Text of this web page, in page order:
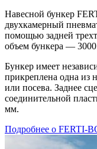
Навесной бункер
двухкамерный
помощью задней
объем бункера —
Бункер имеет
прикреплена одна из
или посева. Заднее
соединительной
мм.
Подробнее о FERTI-